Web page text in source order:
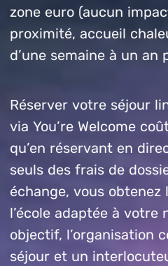
zone euro (aucun
proximité, accueil
d’une semaine à un an
Réserver votre séjour
via You’re Welcome
qu’en réservant en
seuls des frais de
échange, vous obtenez
l’école adaptée à votre
objectif, l’organisation
séjour et un